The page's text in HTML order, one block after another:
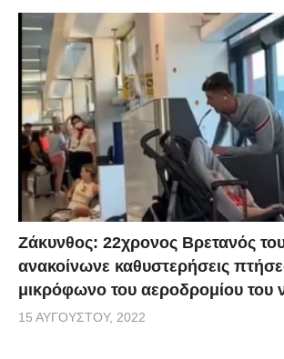
Ζάκυνθος: 22χρονος Βρετανός
ανακοίνωνε καθυστερήσεις
μικρόφωνο του αεροδρομίου του
15 ΑΥΓΟΎΣΤΟΥ, 2022